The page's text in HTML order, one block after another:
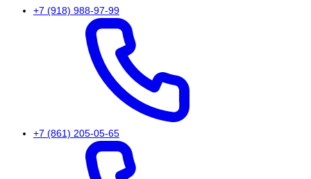
+7 (918) 988-97-99
+7 (861) 205-05-65